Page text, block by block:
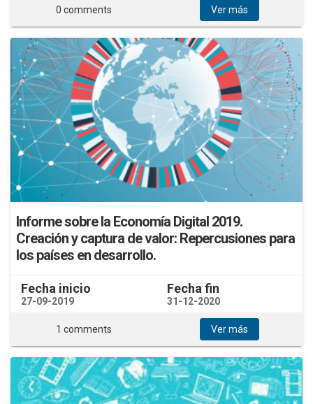
0 comments Ver más
Informe sobre la Economía Digital 2019.
Creación y captura de valor: Repercusiones para
los países en desarrollo.
Fecha inicio
27-09-2019
Fecha fin
31-12-2020
1 comments Ver más